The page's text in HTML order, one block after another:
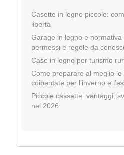
Casette in legno piccole:
libertà
Garage in legno e normativa
permessi e regole da
Case in legno per turismo
Come preparare al meglio le
coibentate per l’inverno e
Piccole cassette: vantaggi,
nel 2026